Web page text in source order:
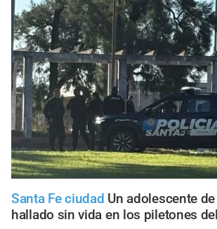
Santa Fe ciudad Un adolescente
hallado sin vida en los piletones